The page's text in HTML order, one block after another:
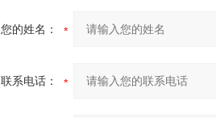
您的姓名：
联系电话：